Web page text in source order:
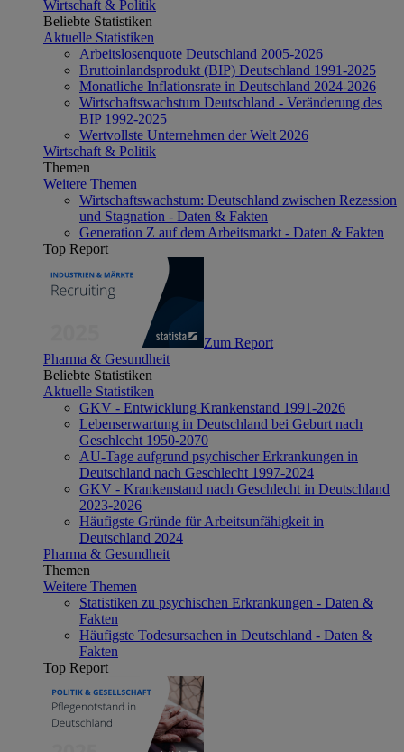
Wirtschaft & Politik
Beliebte Statistiken
Aktuelle Statistiken
Arbeitslosenquote Deutschland 2005-2026
Bruttoinlandsprodukt (BIP) Deutschland 1991-2025
Monatliche Inflationsrate in Deutschland 2024-2026
Wirtschaftswachstum Deutschland - Veränderung des
BIP 1992-2025
Wertvollste Unternehmen der Welt 2026
Wirtschaft & Politik
Themen
Weitere Themen
Wirtschaftswachstum: Deutschland zwischen Rezession
und Stagnation - Daten & Fakten
Generation Z auf dem Arbeitsmarkt - Daten & Fakten
Top Report
Zum Report
Pharma & Gesundheit
Beliebte Statistiken
Aktuelle Statistiken
GKV - Entwicklung Krankenstand 1991-2026
Lebenserwartung in Deutschland bei Geburt nach
Geschlecht 1950-2070
AU-Tage aufgrund psychischer Erkrankungen in
Deutschland nach Geschlecht 1997-2024
GKV - Krankenstand nach Geschlecht in Deutschland
2023-2026
Häufigste Gründe für Arbeitsunfähigkeit in
Deutschland 2024
Pharma & Gesundheit
Themen
Weitere Themen
Statistiken zu psychischen Erkrankungen - Daten &
Fakten
Häufigste Todesursachen in Deutschland - Daten &
Fakten
Top Report